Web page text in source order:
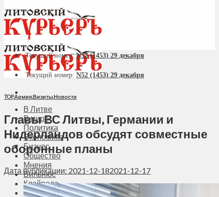
В Литве
В мире
Политика
Экономика
Бизнес
Общество
Мнения
Вильнюс
Клайпеда
Висагинас
Текущий номер:N52 (1453) 29 декабря
Текущий номер: N52 (1453) 29 декабря
TOP,Армия,Визиты,Новости
Главы ВС Литвы, Германии и
Нидерландов обсудят совместные
оборонные планы
Дата публикации: 2021-12-182021-12-17